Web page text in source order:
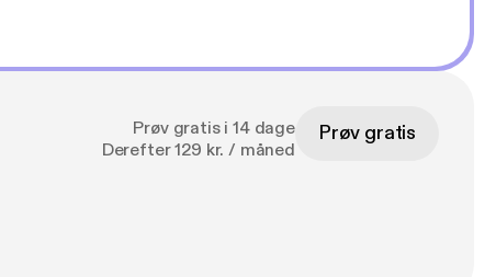
Prøv gratis i 14 dage
Derefter 129 kr. / måned
Prøv gratis